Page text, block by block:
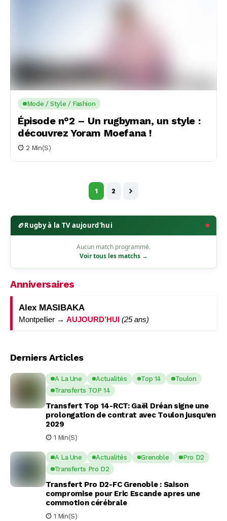
Mode / Style / Fashion
Épisode n°2 – Un rugbyman, un style :
découvrez Yoram Moefana !
2 Min(s)
1 2
🏉Rugby à la TV aujourd'hui
Aucun match programmé.
Voir tous les matchs →
Anniversaires
Alex MASIBAKA
Montpellier → AUJOURD’HUI (25 ans)
Derniers Articles
A La Une Actualités Top 14
Toulon
Transferts TOP 14
Transfert Top 14-RCT: Gaël Dréan signe une
prolongation de contrat avec Toulon jusqu’en
2029
1 Min(s)
A La Une Actualités Grenoble
Pro D2
Transferts Pro D2
Transfert Pro D2-FC Grenoble : Saison
compromise pour Eric Escande apres une
commotion cérébrale
1 Min(s)